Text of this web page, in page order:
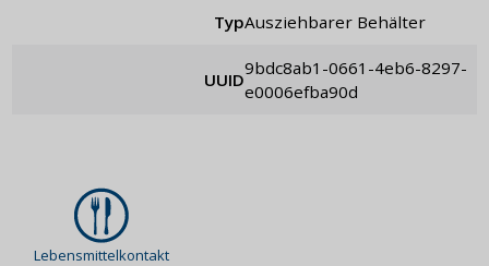
Typ ausziehbarer Behälter
UUID
9bdc8ab1-0661-4eb6-8297-
e0006efba90d
Lebensmittelkontakt